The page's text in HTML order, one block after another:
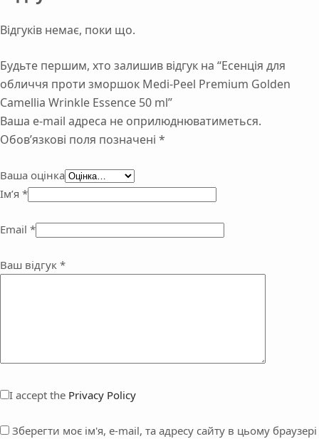
Відгуків немає, поки що.
Будьте першим, хто залишив відгук на “Есенція для
обличчя проти зморшок Medi-Peel Premium Golden
Camellia Wrinkle Essence 50 ml”
Ваша e-mail адреса не оприлюднюватиметься.
Обов’язкові поля позначені *
Ваша оцінка
Ім’я *
Email *
Ваш відгук *
I accept the Privacy Policy
Зберегти моє ім'я, e-mail, та адресу сайту в цьому браузері